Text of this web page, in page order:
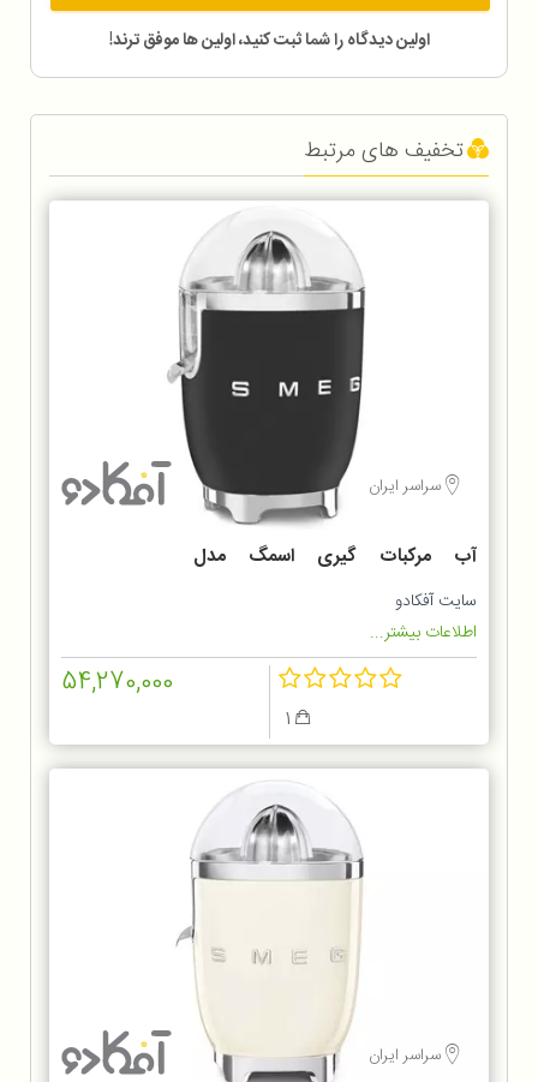
اولین دیدگاه را شما ثبت کنید، اولین ها موفق ترند!
تخفیف های مرتبط
سراسر ایران
آب مرکبات گیری اسمگ مدل
CJF01BL
سایت آفکادو
اطلاعات بیشتر...
54,270,000
سراسر ایران